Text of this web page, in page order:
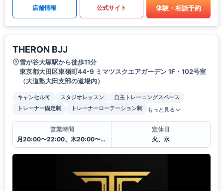
店舗情報 公式サイト 体験・相談予約
THERON BJJ
雪が谷大塚駅から徒歩11分
東京都大田区東嶺町44-9 ミマツスクエアガーデン 1F・102号室
（大道塾大田支部の道場内）
キャンセル可 スタジオレッスン
自主トレーニングスペース
トレーナー固定制
トレーナーローテーション制 もっと見る
営業時間
月20:00〜22:00、木20:00〜22:00、土8:45〜10:15 金・日は出稽古
定休日
火、水